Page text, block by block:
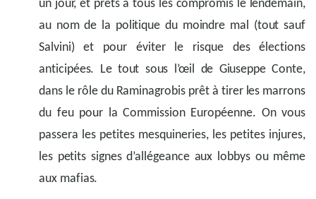
un jour, et prêts à tous les compromis le lendemain,
au nom de la politique du moindre mal (tout sauf
Salvini) et pour éviter le risque des élections
anticipées. Le tout sous l’œil de Giuseppe Conte,
dans le rôle du Raminagrobis prêt à tirer les marrons
du feu pour la Commission Européenne. On vous
passera les petites mesquineries, les petites injures,
les petits signes d’allégeance aux lobbys ou même
aux mafias.